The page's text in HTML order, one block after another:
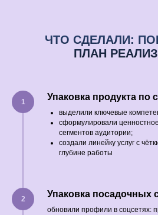
ЧТО СДЕЛАЛИ:
ПЛАН
Упаковка продукта по
выделили ключевые
сформулировали
сегментов аудитории;
создали линейку услуг с
глубине работы
Упаковка посадочных
обновили профили в соцсетях: